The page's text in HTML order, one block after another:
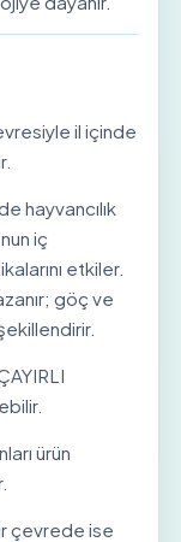
il içinde
hayvancılık
iç
etkiler.
göç ve
ürün
çevrede ise